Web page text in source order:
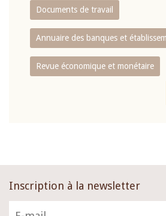
Documents de travail
Annuaire des banques et
Revue économique et monétaire
Inscription à la newsletter